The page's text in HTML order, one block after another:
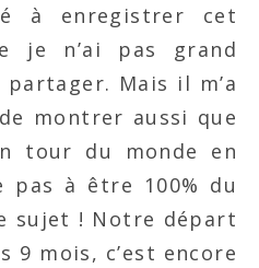
à enregistrer cet
je n’ai pas grand
Mais il m’a
montrer aussi que
tour du monde en
pas à être 100% du
sujet ! Notre départ
9 mois, c’est encore